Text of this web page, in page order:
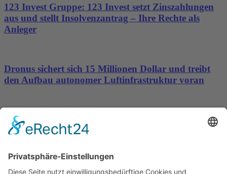
123 Invest Gruppe: 123 Invest setzt Zinszahlungen
aus und stellt Insolvenzantrag – Ihre Rechte als
Anleger
Dronus sichert sich 15 Millionen Dollar und treibt
den Aufbau autonomer Luftinfrastruktur voran
Silver Lake Ltd. setzt Expansionskurs fort –
Deutschland rückt in den Fokus
Wichtiges
Impressum